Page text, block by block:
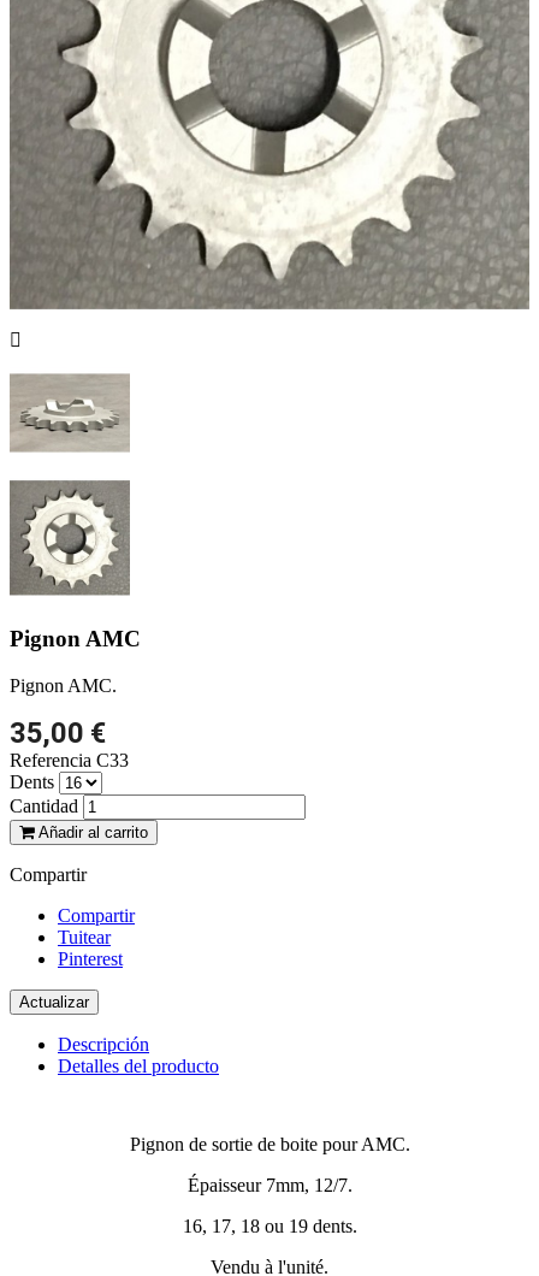

Pignon AMC
Pignon AMC.
35,00 €
Referencia C33
Dents
Cantidad
Añadir al carrito
Compartir
Compartir
Tuitear
Pinterest
Descripción
Detalles del producto
Pignon de sortie de boite pour AMC.
Épaisseur 7mm, 12/7.
16, 17, 18 ou 19 dents.
Vendu à l'unité.